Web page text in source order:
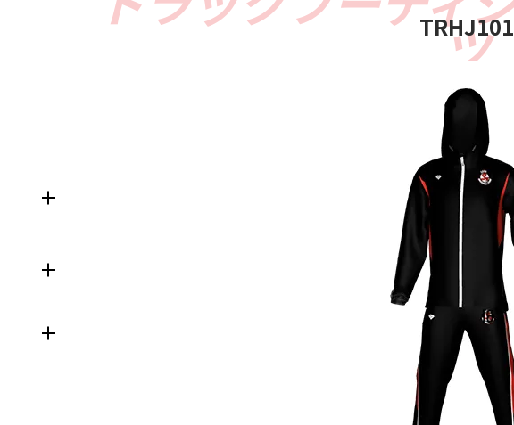
TRHJ101